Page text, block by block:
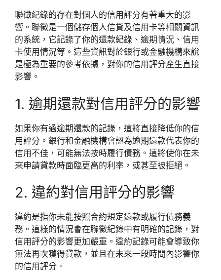
聯徵紀錄的存在對個人的信用評分有著重大的影
響。聯徵是一個儲存個人信貸及信用卡等相關資訊
的系統，它記錄了你的還款紀錄、逾期情況、信用
卡使用情況等。這些資訊對於銀行或金融機構來說
是極為重要的參考依據，對你的信用評分產生直接
影響。
1. 逾期還款對信用評分的影響
如果你有過逾期還款的記錄，這將直接降低你的信
用評分。銀行和金融機構會認為逾期還款代表你的
信用不佳，可能無法按時履行債務。這將使你在未
來申請貸款時面臨更高的利率，或甚至被拒絕。
2. 違約對信用評分的影響
違約是指你未能按照合約規定還款或履行債務義
務。這樣的情況會在聯徵紀錄中有明確的記錄，對
信用評分的影響更加嚴重。違約記錄可能會導致你
無法再次獲得貸款，並且在未來一段時間內影響你
的信用評分。